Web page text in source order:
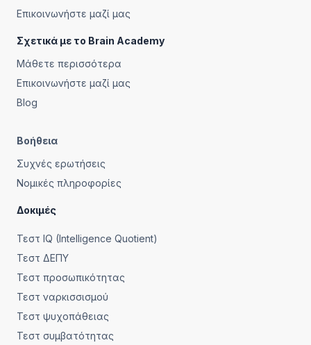
Επικοινωνήστε μαζί μας
Σχετικά με το Brain Academy
Μάθετε περισσότερα
Επικοινωνήστε μαζί μας
Blog
Βοήθεια
Συχνές ερωτήσεις
Νομικές πληροφορίες
Δοκιμές
Τεστ IQ (Intelligence Quotient)
Τεστ ΔΕΠΥ
Τεστ προσωπικότητας
Τεστ ναρκισσισμού
Τεστ ψυχοπάθειας
Τεστ συμβατότητας